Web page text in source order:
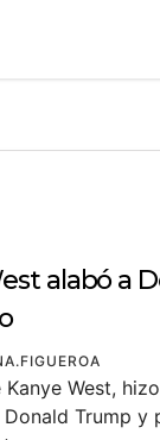
alabó a
West,
Trump